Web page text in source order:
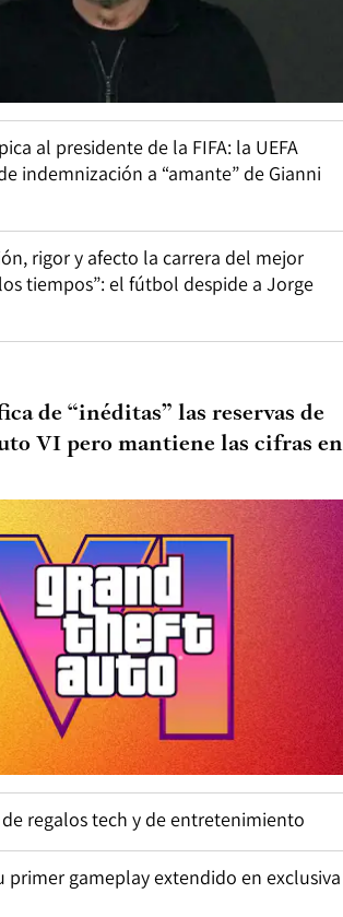
al presidente de la FIFA: la UEFA
indemnización a “amante” de Gianni
rigor y afecto la carrera del mejor
tiempos”: el fútbol despide a Jorge
de “inéditas” las reservas de
VI pero mantiene las cifras en
regalos tech y de entretenimiento
primer gameplay extendido en exclusiva